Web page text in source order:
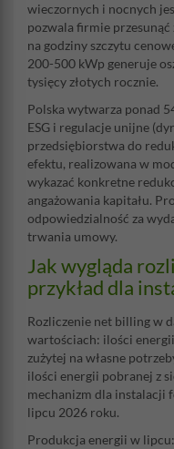
wieczornych i nocnych
pozwala firmie
na godziny szczytu
200-500 kWp generuje
tysięcy złotych rocznie.
Polska wytwarza ponad
ESG i regulacje unijne
przedsiębiorstwa do
efektu, realizowana w
wykazać konkretne
angażowania kapitału.
odpowiedzialność za
trwania umowy.
Jak wygląda
przykład dla
Rozliczenie net billing w
wartościach: ilości
zużytej na własne
ilości energii pobranej z
mechanizm dla instalacji
lipcu 2026 roku.
Produkcja energii w